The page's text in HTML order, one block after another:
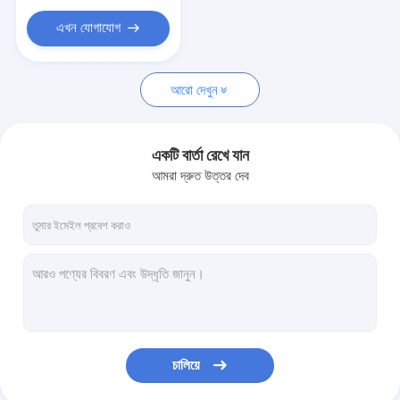
এখন যোগাযোগ
আরো দেখুন
একটি বার্তা রেখে যান
আমরা দ্রুত উত্তর দেব
চালিয়ে